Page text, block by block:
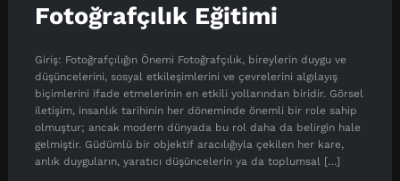
Fotoğrafçılık Eğitimi
Giriş: Fotoğrafçılığın Önemi Fotoğrafçılık, bireylerin duygu ve
düşüncelerini, sosyal etkileşimlerini ve çevrelerini algılayış
biçimlerini ifade etmelerinin en etkili yollarından biridir. Görsel
iletişim, insanlık tarihinin her döneminde önemli bir role sahip
olmuştur; ancak modern dünyada bu rol daha da belirgin hale
gelmiştir. Güdümlü bir objektif aracılığıyla çekilen her kare,
anlık duyguların, yaratıcı düşüncelerin ya da toplumsal […]